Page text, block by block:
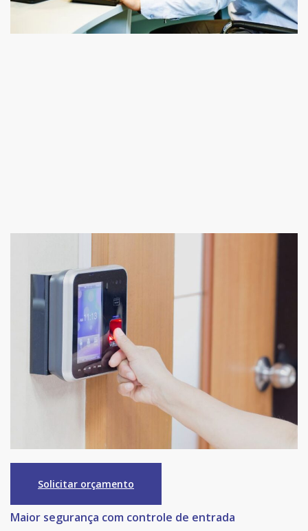
Maior segurança com controle de entrada
Solicitar orçamento